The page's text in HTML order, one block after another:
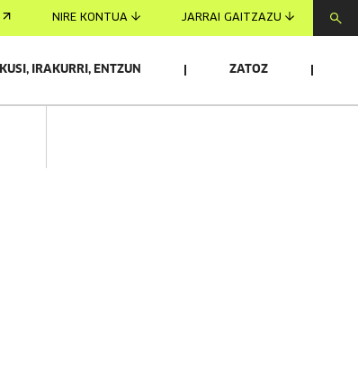
NIRE KONTUA JARRAI GAITZAZU
IKUSI, IRAKURRI, ENTZUN ZATOZ